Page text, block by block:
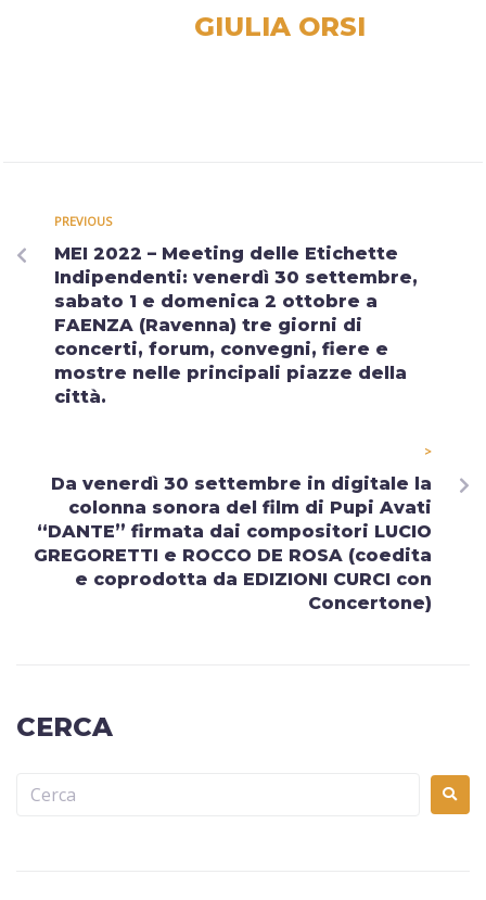
GIULIA ORSI
PREVIOUS
MEI 2022 – Meeting delle Etichette
Indipendenti: venerdì 30 settembre,
sabato 1 e domenica 2 ottobre a
FAENZA (Ravenna) tre giorni di
concerti, forum, convegni, fiere e
mostre nelle principali piazze della
città.
>
Da venerdì 30 settembre in digitale la
colonna sonora del film di Pupi Avati
“DANTE” firmata dai compositori LUCIO
GREGORETTI e ROCCO DE ROSA (coedita
e coprodotta da EDIZIONI CURCI con
Concertone)
CERCA